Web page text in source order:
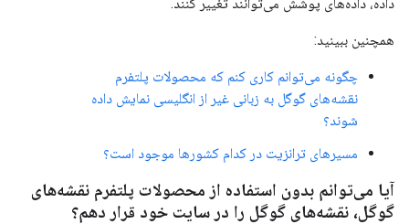
همچنین ببینید:
چگونه می‌توانم کاری کنم که محصولات پلتفرم
نقشه‌های گوگل به زبانی غیر از انگلیسی نمایش داده
شوند؟
مسیرهای ترانزیت در کدام کشورها موجود است؟
آیا می‌توانم بدون استفاده از محصولات پلتفرم نقشه‌های
گوگل، نقشه‌های گوگل را در سایت خود قرار دهم؟